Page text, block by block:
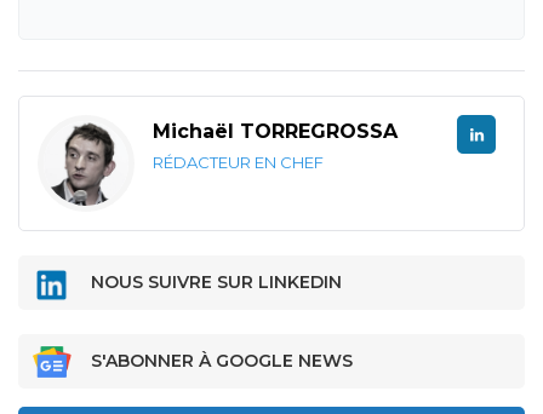
Michaël TORREGROSSA
RÉDACTEUR EN CHEF
NOUS SUIVRE SUR LINKEDIN
S'ABONNER À GOOGLE NEWS